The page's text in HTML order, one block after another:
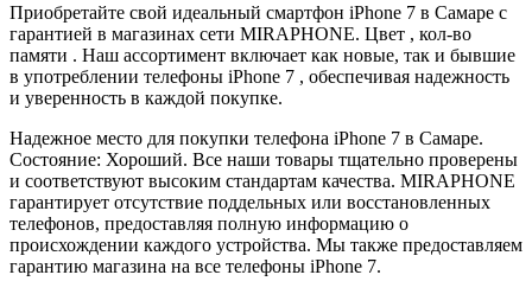
Приобретайте свой идеальный смартфон iPhone 7 в Самаре с
гарантией в магазинах сети MIRAPHONE. Цвет , кол-во
памяти . Наш ассортимент включает как новые, так и бывшие
в употреблении телефоны iPhone 7 , обеспечивая надежность
и уверенность в каждой покупке.
Надежное место для покупки телефона iPhone 7 в Самаре.
Состояние: Хороший. Все наши товары тщательно проверены
и соответствуют высоким стандартам качества. MIRAPHONE
гарантирует отсутствие поддельных или восстановленных
телефонов, предоставляя полную информацию о
происхождении каждого устройства. Мы также предоставляем
гарантию магазина на все телефоны iPhone 7.